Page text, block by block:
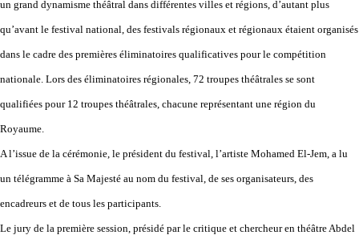
un grand dynamisme théâtral dans différentes villes et régions, d’autant plus
qu’avant le festival national, des festivals régionaux et régionaux étaient organisés
dans le cadre des premières éliminatoires qualificatives pour le compétition
nationale. Lors des éliminatoires régionales, 72 troupes théâtrales se sont
qualifiées pour 12 troupes théâtrales, chacune représentant une région du
Royaume.
A l’issue de la cérémonie, le président du festival, l’artiste Mohamed El-Jem, a lu
un télégramme à Sa Majesté au nom du festival, de ses organisateurs, des
encadreurs et de tous les participants.
Le jury de la première session, présidé par le critique et chercheur en théâtre Abdel